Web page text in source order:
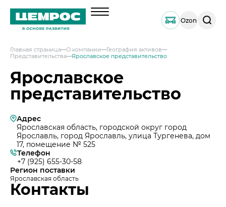
Ozon
Поиск
по
Главная страница О компании
География активов
Представительства
Ярославское представительство
Ярославское
представительство
Адрес
Ярославская область, городской округ город
Ярославль, город Ярославль, улица Тургенева, дом
17, помещение № 525
Телефон
+7 (925) 655-30-58
Регион поставки
Ярославская область
Контакты
Менеджмент
Документы
Наши компетенции и возможности
Решения по сегментам строительства
Продукция
Навальный цемент
Тарированный цемент
Услуги
Техническая поддержка
Инвесторам